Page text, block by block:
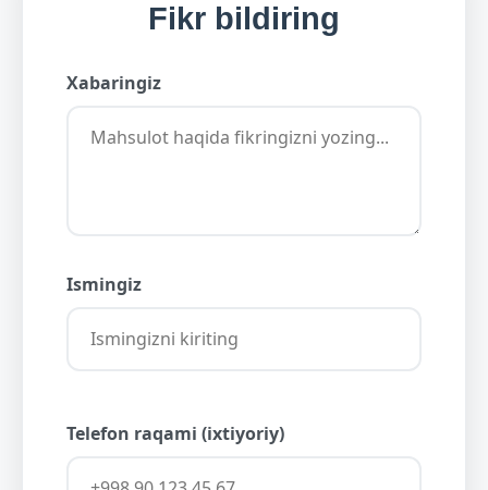
Fikr bildiring
Xabaringiz
Ismingiz
Telefon raqami (ixtiyoriy)